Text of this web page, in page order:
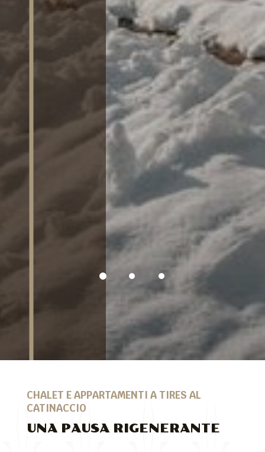
SAUNA
ATTIVITÀ
RICHIEDI
DISPONIBILITÀ /
PRENOTA
CHALET E APPARTAMENTI A TIRES AL
CATINACCIO
UNA PAUSA RIGENERANTE